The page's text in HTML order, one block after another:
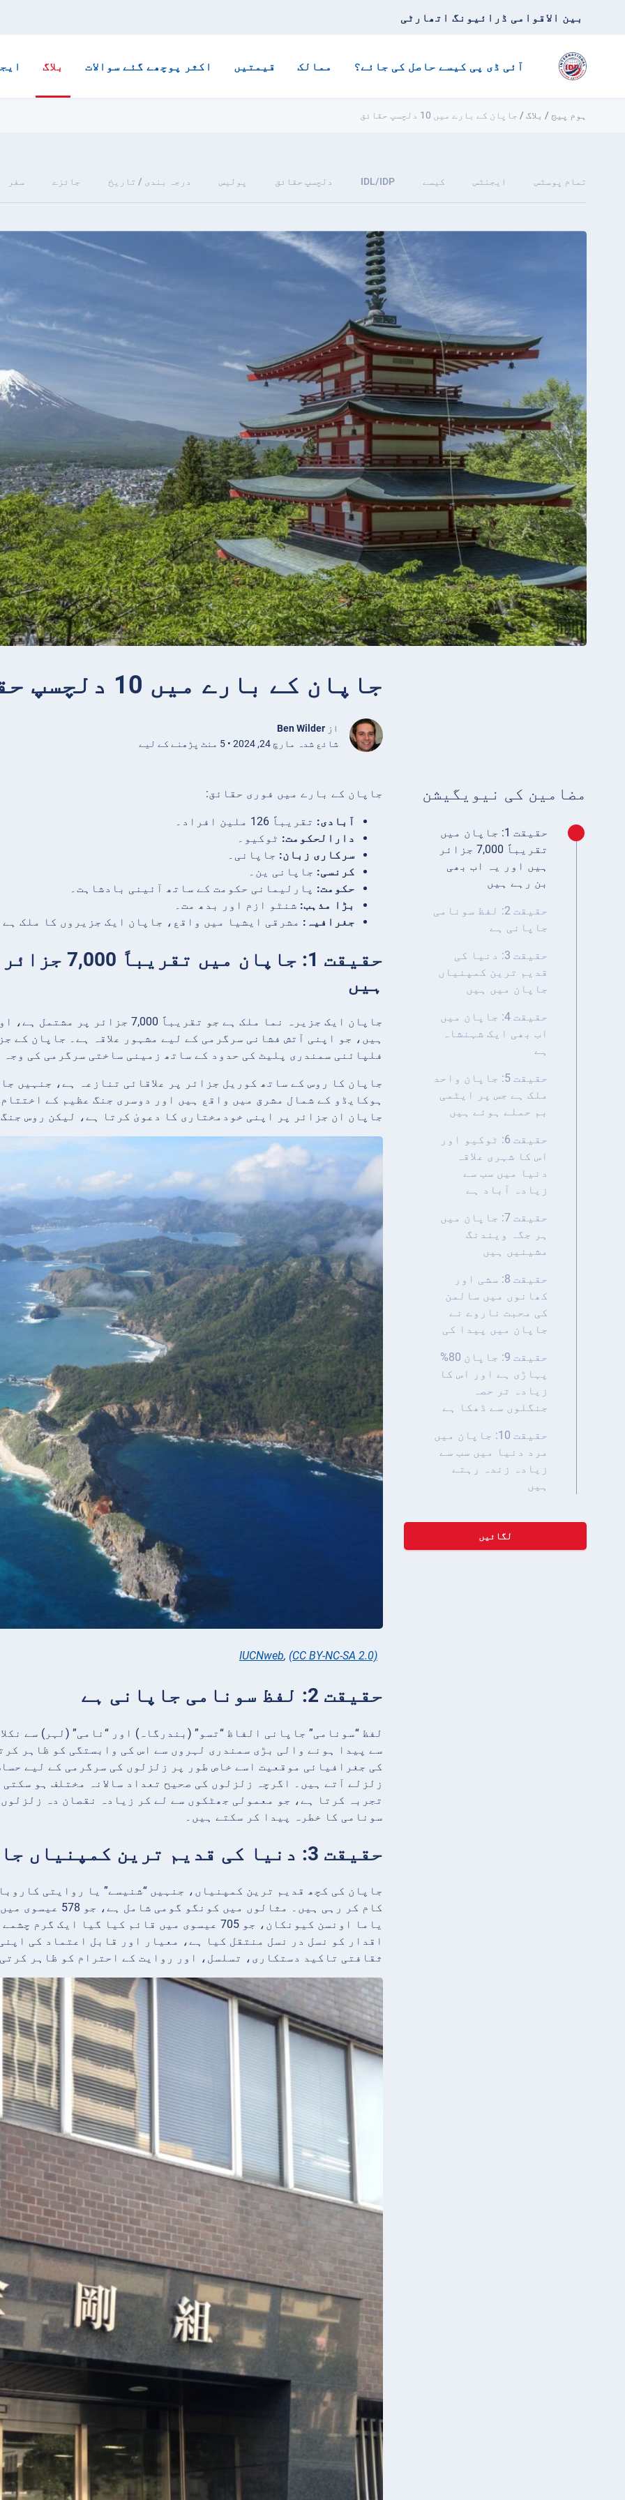
بین الاقوامی ڈرائیونگ اتھارٹی
آئی ڈی پی کیسے حاصل کی جائے؟ ممالک قیمتیں اکثر پوچھے گئے سوالات بلاگ
ہوم پیج / بلاگ/ جاپان کے بارے میں 10 دلچسپ حقائق
تمام پوسٹس ایجنٹس کیسے IDL/IDP دلچسپ حقائق پولیس درجہ بندی / تاریخ جائزے سفر
جاپان کے بارے میں 10 دلچسپ حقائق
از Ben Wilder
شائع شدہ مارچ 24, 2024 • 5 منٹ پڑھنے کے لیے
مضامین کی نیویگیشن
حقیقت 1: جاپان میں
تقریباً 7,000 جزائر
ہیں اور یہ اب بھی
بن رہے ہیں
حقیقت 2: لفظ سونامی
جاپانی ہے
حقیقت 3: دنیا کی
قدیم ترین کمپنیاں
جاپان میں ہیں
حقیقت 4: جاپان میں
اب بھی ایک شہنشاہ
ہے
حقیقت 5: جاپان واحد
ملک ہے جس پر ایٹمی
بم حملے ہوئے ہیں
حقیقت 6: ٹوکیو اور
اس کا شہری علاقہ
دنیا میں سب سے
زیادہ آباد ہے
حقیقت 7: جاپان میں
ہر جگہ ویندنگ
مشینیں ہیں
حقیقت 8: سشی اور
کھانوں میں سالمن
کی محبت ناروے نے
جاپان میں پیدا کی
حقیقت 9: جاپان 80%
پہاڑی ہے اور اس کا
زیادہ تر حصہ
جنگلوں سے ڈھکا ہے
حقیقت 10: جاپان میں
مرد دنیا میں سب سے
زیادہ زندہ رہتے
ہیں
لگائیں
جاپان کے بارے میں فوری حقائق:
آبادی: تقریباً 126 ملین افراد۔
دارالحکومت: ٹوکیو۔
سرکاری زبان: جاپانی۔
کرنسی: جاپانی ین۔
حکومت: پارلیمانی حکومت کے ساتھ آئینی بادشاہت۔
بڑا مذہب: شنٹو ازم اور بدھ مت۔
جغرافیہ: مشرقی ایشیا میں واقع، جاپان ایک جزیروں کا ملک ہے جو 6,800 سے زیادہ جزائر پر
حقیقت 1:
ہیں
جاپان ایک جزیرہ نما ملک ہے جو
ہیں، جو اپنی آتش فشانی سرگرمی کے لیے مشہور علاقہ ہے۔ جاپان کے
فلپائنی سمندری پلیٹ کی حدود کے ساتھ زمینی ساختی سرگرمی کی
جاپان کا روس کے ساتھ کوریل جزائر پر علاقائی تنازعہ ہے، جنہیں
ہوکایڈو کے شمال مشرق میں واقع ہیں اور دوسری جنگ عظیم کے
جاپان ان جزائر پر اپنی خودمختاری کا دعویٰ کرتا ہے، لیکن روس
IUCNweb, (CC BY-NC-SA 2.0)
حقیقت 2: لفظ سونامی جاپانی ہے
لفظ “سونامی” جاپانی الفاظ “تسو” (بندرگاہ) اور “نامی” (لہر) سے
سے پیدا ہونے والی بڑی سمندری لہروں سے اس کی وابستگی کو ظاہر
کی جغرافیائی موقعیت اسے خاص طور پر زلزلوں کی سرگرمی کے لیے
تجربہ کرتا ہے، جو معمولی جھٹکوں سے لے کر زیادہ نقصان دہ
سونامی کا خطرہ پیدا کر سکتے ہیں۔
حقیقت 3: دنیا کی قدیم ترین کمپنیاں جاپان میں ہیں
جاپان کی کچھ قدیم ترین کمپنیاں، جنہیں “شنیسے” یا روایتی
کام کر رہی ہیں۔
یاما اونسن کیونکان، جو 705 عیسوی میں قائم کیا
اقدار کو نسل در نسل منتقل کیا ہے، معیار اور قابل اعتماد کی
ثقافتی تاکید دستکاری، تسلسل، اور روایت کے احترام کو ظاہر